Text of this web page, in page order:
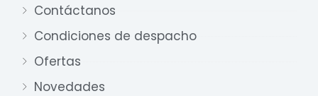
Contáctanos
Condiciones de despacho
Ofertas
Novedades
Nuestro equipo de ventas está aquí
para responder a sus preguntas. ¡Lo